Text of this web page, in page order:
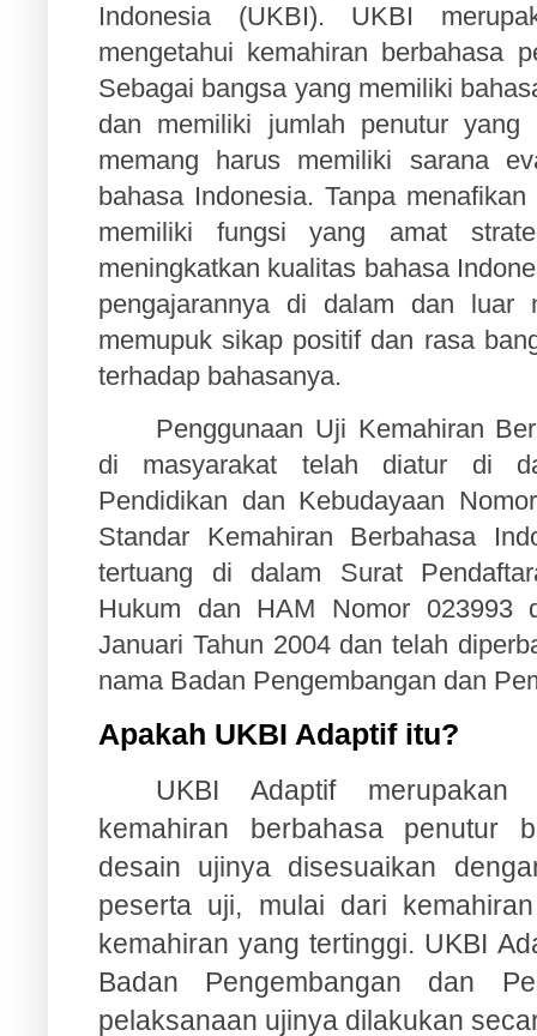
Indonesia (UKBI). UKBI
mengetahui kemahiran berbahasa
Sebagai bangsa yang memiliki
dan memiliki jumlah penutur yang
memang harus memiliki sarana
bahasa Indonesia. Tanpa
memiliki fungsi yang amat
meningkatkan kualitas bahasa
pengajarannya di dalam dan luar
memupuk sikap positif dan rasa
terhadap bahasanya.
Penggunaan Uji Kemahiran
di masyarakat telah diatur di
Pendidikan dan Kebudayaan
Standar Kemahiran Berbahasa
tertuang di dalam Surat
Hukum dan HAM Nomor 023993
Januari Tahun 2004 dan telah
nama Badan Pengembangan dan
Apakah UKBI Adaptif itu?
UKBI Adaptif
kemahiran berbahasa penutur
desain ujinya disesuaikan
peserta uji, mulai dari
kemahiran yang tertinggi. UKBI
Badan Pengembangan dan
pelaksanaan ujinya dilakukan